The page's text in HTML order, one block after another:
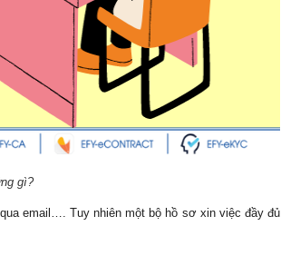
gì?
email…. Tuy nhiên một bộ hồ sơ xin việc đầy đủ